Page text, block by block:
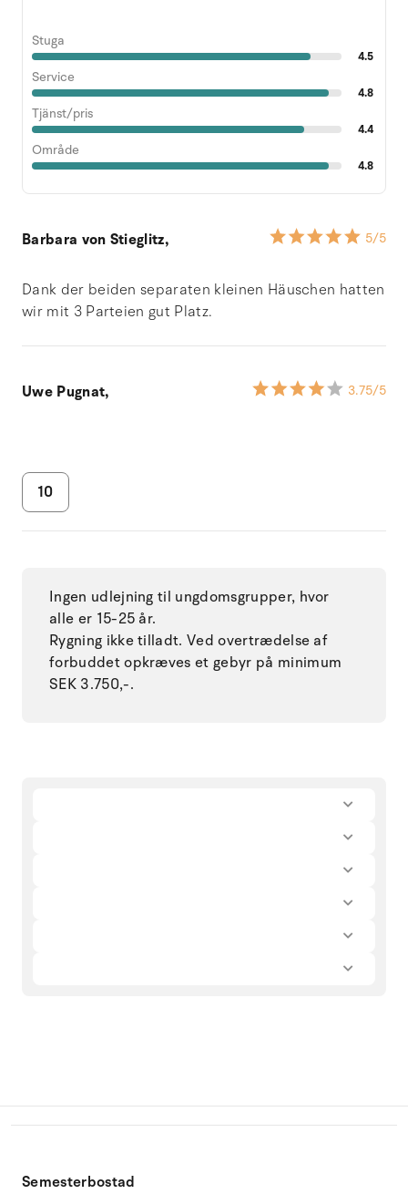
Stuga
4.5
Service
4.8
Tjänst/pris
4.4
Område
4.8
Barbara von Stieglitz, 5/5
Dank der beiden separaten kleinen Häuschen hatten
wir mit 3 Parteien gut Platz.
Uwe Pugnat, 3.75/5
10
Ingen udlejning til ungdomsgrupper, hvor
alle er 15-25 år.
Rygning ikke tilladt. Ved overtrædelse af
forbuddet opkræves et gebyr på minimum
SEK 3.750,-.
Semesterbostad